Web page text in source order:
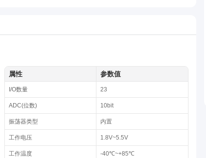
属性 参数值
I/O数量 23
ADC(位数) 10bit
振荡器类型 内置
工作电压 1.8V~5.5V
工作温度 -40℃~+85℃